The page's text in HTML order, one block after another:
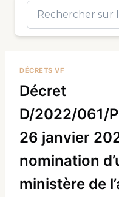
DÉCRETS VF
Décret
D/2022/061/
26 janvier
nomination
ministère de